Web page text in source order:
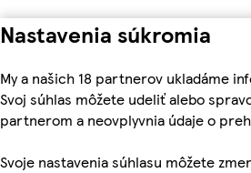
Nastavenia súkromia
My a našich 18 partnerov ukladáme
Svoj súhlas môžete udeliť alebo
partnerom a neovplyvnia údaje o
Svoje nastavenia súhlasu môžete